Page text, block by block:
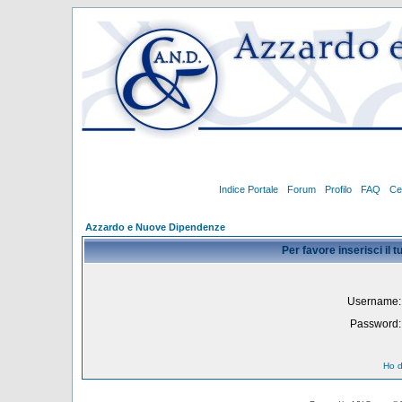
Indice Portale Forum Profilo FAQ
Azzardo e Nuove Dipendenze
Per favore inserisci il
Username:
Password:
Ho